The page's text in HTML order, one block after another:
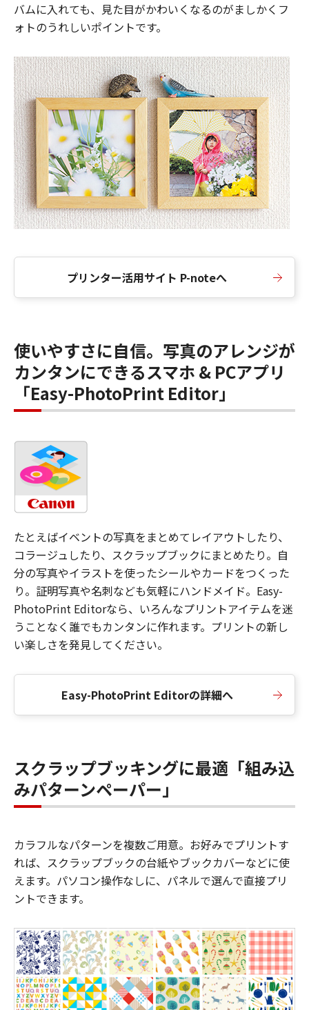
バムに入れても、見た目がかわいくなるのがましかくフ
ォトのうれしいポイントです。
プリンター活用サイト P-noteへ
使いやすさに自信。写真のアレンジが
カンタンにできるスマホ & PCアプリ
「Easy-PhotoPrint Editor」
たとえばイベントの写真をまとめてレイアウトしたり、
コラージュしたり、スクラップブックにまとめたり。自
分の写真やイラストを使ったシールやカードをつくった
り。証明写真や名刺なども気軽にハンドメイド。Easy-
PhotoPrint Editorなら、いろんなプリントアイテムを迷
うことなく誰でもカンタンに作れます。プリントの新し
い楽しさを発見してください。
Easy-PhotoPrint Editorの詳細へ
スクラップブッキングに最適「組み込
みパターンペーパー」
カラフルなパターンを複数ご用意。お好みでプリントす
れば、スクラップブックの台紙やブックカバーなどに使
えます。パソコン操作なしに、パネルで選んで直接プリ
ントできます。